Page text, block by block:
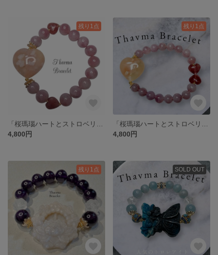
残り1点
4,800円
残り1点
4,800円
残り1点 SOLD OUT